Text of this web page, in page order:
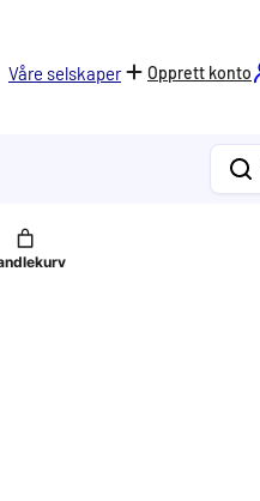
Våre selskaper Opprett konto
Søk